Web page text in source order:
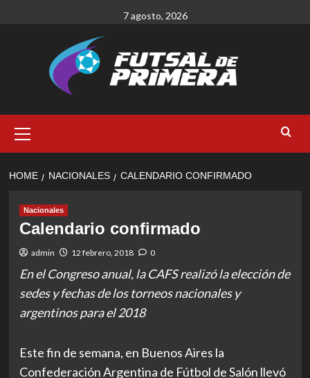
7 agosto, 2026
Menu
HOME NACIONALES CALENDARIO CONFIRMADO
Nacionales
Calendario confirmado
admin 12 febrero, 2018 0
En el Congreso anual, la CAFS realizó la elección de
sedes y fechas de los torneos nacionales y
argentinos para el 2018
Este fin de semana, en Buenos Aires la
Confederación Argentina de Fútbol de Salón llevó